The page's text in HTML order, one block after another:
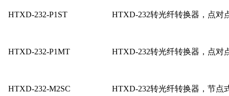
HTXD-232-P1ST HTXD-232转光纤转换器，点对
HTXD-232-P1MT HTXD-232转光纤转换器，点对
HTXD-232-M2SC HTXD-232转光纤转换器，节点